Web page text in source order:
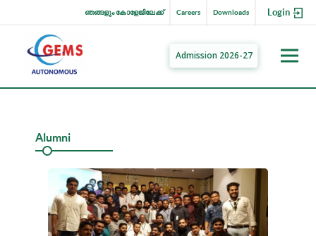
Login
Downloads
Careers
ഞങ്ങളും കോളേജിലേക്ക്
Admission 2026-27
Alumni